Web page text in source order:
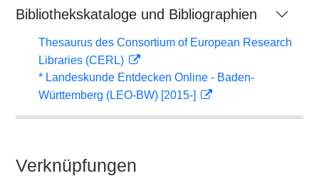
Bibliothekskataloge und Bibliographien
Thesaurus des Consortium of European Research
Libraries (CERL)
* Landeskunde Entdecken Online - Baden-
Württemberg (LEO-BW) [2015-]
Verknüpfungen